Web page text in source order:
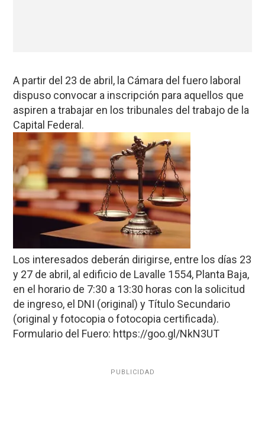
A partir del 23 de abril, la Cámara del fuero laboral
dispuso convocar a inscripción para aquellos que
aspiren a trabajar en los tribunales del trabajo de la
Capital Federal.
Los interesados deberán dirigirse, entre los días 23
y 27 de abril, al edificio de Lavalle 1554, Planta Baja,
en el horario de 7:30 a 13:30 horas con la solicitud
de ingreso, el DNI (original) y Título Secundario
(original y fotocopia o fotocopia certificada).
Formulario del Fuero: https://goo.gl/NkN3UT
PUBLICIDAD